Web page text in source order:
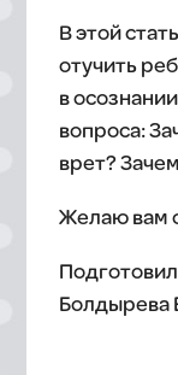
В этой
отучить
в
вопроса:
врет?
Желаю вам
Болдырева